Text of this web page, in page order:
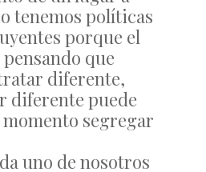
tenemos políticas
porque el
que
diferente,
diferente puede
segregar
uno de nosotros